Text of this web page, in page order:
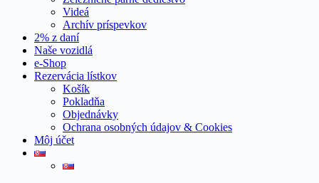
Videá
Archív príspevkov
2% z daní
Naše vozidlá
e-Shop
Rezervácia lístkov
Košík
Pokladňa
Objednávky
Ochrana osobných údajov & Cookies
Môj účet